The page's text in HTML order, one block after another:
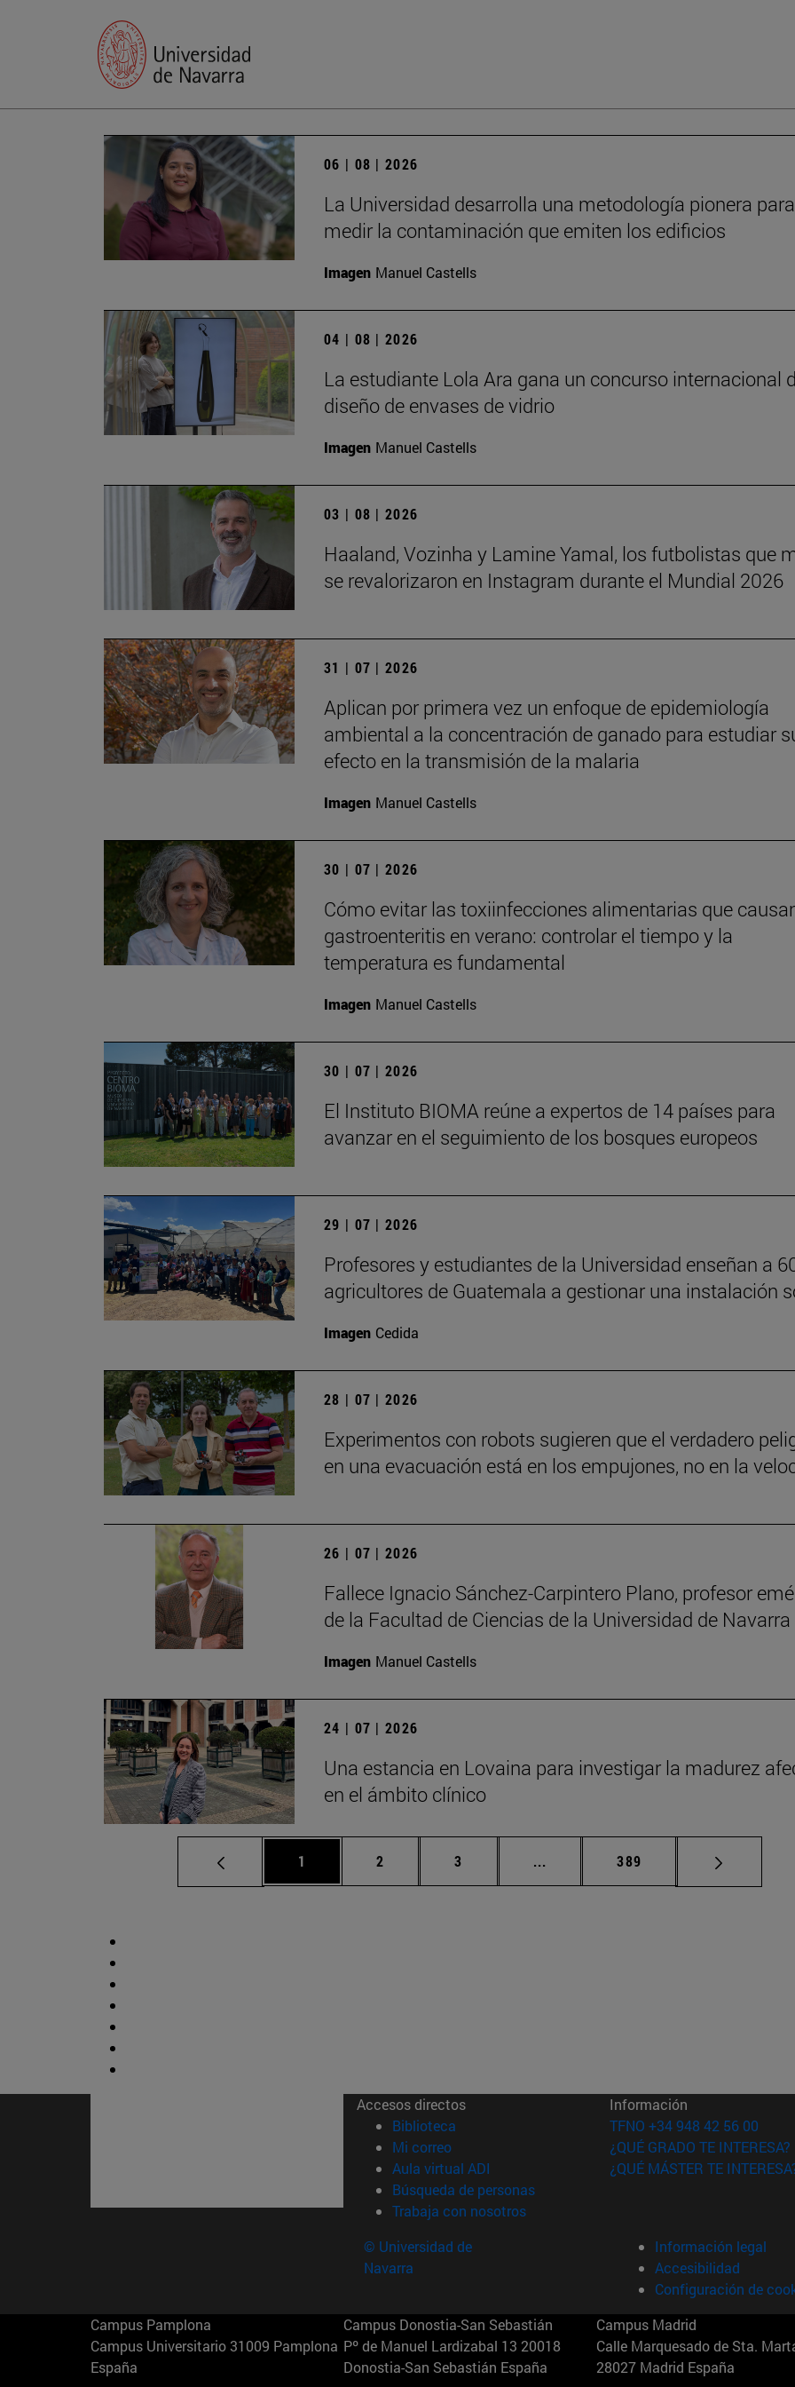
06 | 08 | 2026
La Universidad desarrolla una metodología pionera para
medir la contaminación que emiten los edificios
Imagen Manuel Castells
04 | 08 | 2026
La estudiante Lola Ara gana un concurso internacional
diseño de envases de vidrio
Imagen Manuel Castells
03 | 08 | 2026
Haaland, Vozinha y Lamine Yamal, los futbolistas que
se revalorizaron en Instagram durante el Mundial 2026
31 | 07 | 2026
Aplican por primera vez un enfoque de epidemiología
ambiental a la concentración de ganado para estudiar
efecto en la transmisión de la malaria
Imagen Manuel Castells
30 | 07 | 2026
Cómo evitar las toxiinfecciones alimentarias que
gastroenteritis en verano: controlar el tiempo y la
temperatura es fundamental
Imagen Manuel Castells
30 | 07 | 2026
El Instituto BIOMA reúne a expertos de 14 países para
avanzar en el seguimiento de los bosques europeos
29 | 07 | 2026
Profesores y estudiantes de la Universidad enseñan a
agricultores de Guatemala a gestionar una instalación
Imagen Cedida
28 | 07 | 2026
Experimentos con robots sugieren que el verdadero
en una evacuación está en los empujones, no en la
26 | 07 | 2026
Fallece Ignacio Sánchez-Carpintero Plano, profesor
de la Facultad de Ciencias de la Universidad de Navarra
Imagen Manuel Castells
24 | 07 | 2026
Una estancia en Lovaina para investigar la madurez
en el ámbito clínico
Página
1 Página
2 Página
3 ... Páginas intermedias Use TAB para
Página
389
Accesos directos
Biblioteca (abre en nueva ventana)
Mi correo(abre en nueva ventana)
Aula virtual ADI (abre en nueva ventana)
Búsqueda de personas(abre en nueva ventana)
Trabaja con nosotros(abre en nueva ventana)
Información
TFNO +34 948 42 56 00
¿QUÉ GRADO TE INTERESA?
¿QUÉ MÁSTER TE
© Universidad de
Navarra
Información legal
Accesibilidad
Configuración de
Campus Pamplona
Campus Universitario 31009 Pamplona
España
Campus Donostia-San Sebastián
Pº de Manuel Lardizabal 13 20018
Donostia-San Sebastián España
Campus Madrid
Calle Marquesado de Sta.
28027 Madrid España